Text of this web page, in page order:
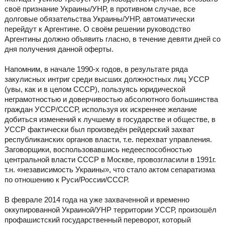
своё признание Украины/УНР, в противном случае, все
долговые обязательства Украины/УНР, автоматически
перейдут к Аргентине. О своём решении руководство
Аргентины должно объявить гласно, в течение девяти дней со
дня получения данной оферты.
Напомним, в начале 1990-х годов, в результате ряда
закулисных интриг среди высших должностных лиц УССР
(увы, как и в целом СССР), пользуясь юридической
неграмотностью и доверчивостью абсолютного большинства
граждан УССР/СССР, используя их искреннее желание
добиться изменений к лучшему в государстве и обществе, в
УССР фактически был произведён рейдерский захват
республиканских органов власти, т.е. перехват управления.
Заговорщики, воспользовавшись недееспособностью
центральной власти СССР в Москве, провозгласили в 1991г.
т.н. «независимость Украины», что стало актом сепаратизма
по отношению к Руси/России/СССР.
В феврале 2014 года на уже захваченной и временно
оккупированной Украиной/УНР территории УССР, произошёл
профашистский государственный переворот, который